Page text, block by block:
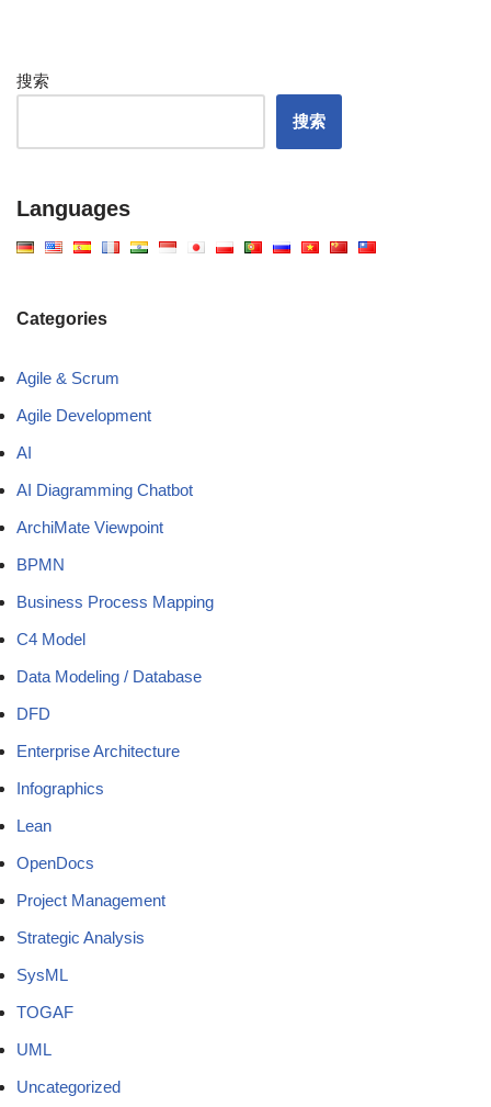
搜索
搜索
Languages
Categories
Agile & Scrum
Agile Development
AI
AI Diagramming Chatbot
ArchiMate Viewpoint
BPMN
Business Process Mapping
C4 Model
Data Modeling / Database
DFD
Enterprise Architecture
Infographics
Lean
OpenDocs
Project Management
Strategic Analysis
SysML
TOGAF
UML
Uncategorized